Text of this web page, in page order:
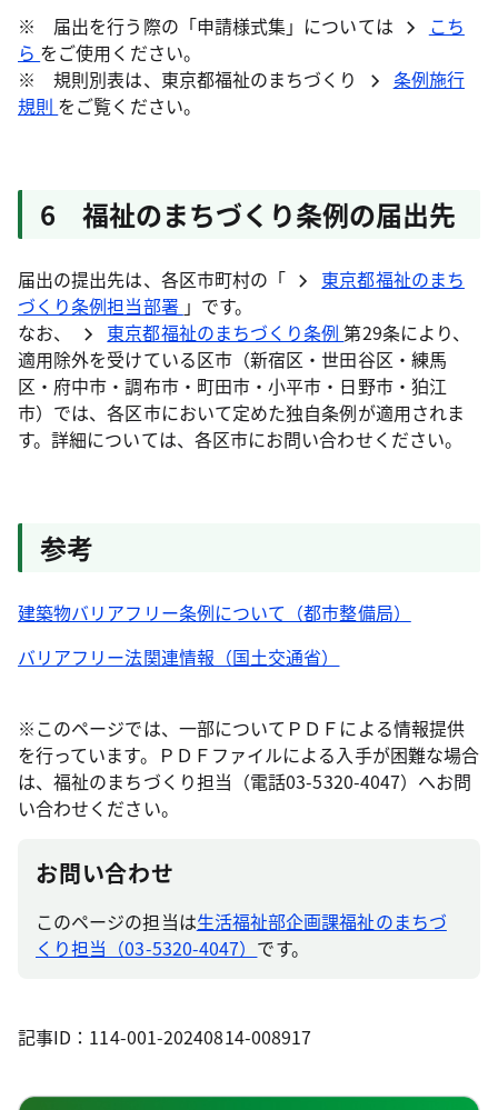
※ 届出を行う際の「申請様式集」については
こち
ら をご使用ください。
※ 規則別表は、東京都福祉のまちづくり
条例施行
規則 をご覧ください。
6 福祉のまちづくり条例の届出先
届出の提出先は、各区市町村の「
東京都福祉のまち
づくり条例担当部署 」です。
なお、
東京都福祉のまちづくり条例第29条により、
適用除外を受けている区市（新宿区・世田谷区・練馬
区・府中市・調布市・町田市・小平市・日野市・狛江
市）では、各区市において定めた独自条例が適用されま
す。詳細については、各区市にお問い合わせください。
参考
建築物バリアフリー条例について（都市整備局）
バリアフリー法関連情報（国土交通省）
※このページでは、一部についてＰＤＦによる情報提供
を行っています。ＰＤＦファイルによる入手が困難な場合
は、福祉のまちづくり担当（電話03-5320-4047）へお問
い合わせください。
お問い合わせ
このページの担当は生活福祉部企画課福祉のまちづ
くり担当（03-5320-4047） です。
記事ID：114-001-20240814-008917